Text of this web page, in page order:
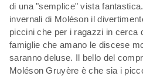
di una "semplice" vista
invernali di Moléson il
piccini che per i ragazzi in cerca
famiglie che amano le discese
saranno deluse. Il bello del
Moléson Gruyère è che sia i